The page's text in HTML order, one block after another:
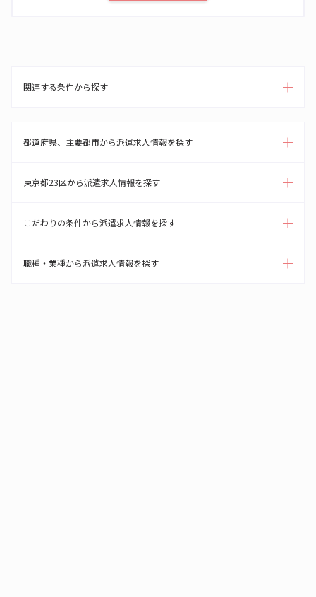
関連する条件から探す
都道府県、主要都市から派遣求人情報を探す
東京都23区から派遣求人情報を探す
こだわりの条件から派遣求人情報を探す
職種・業種から派遣求人情報を探す